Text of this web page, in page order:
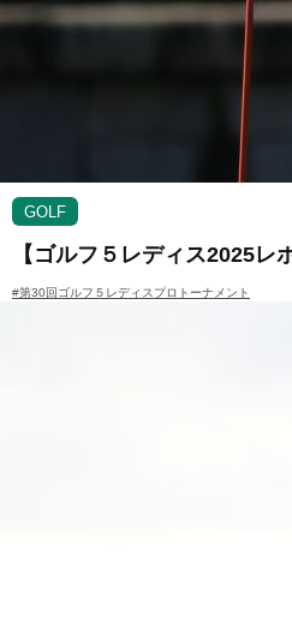
GOLF
【ゴルフ５レディス2025
#第30回ゴルフ５レディスプロトーナメント